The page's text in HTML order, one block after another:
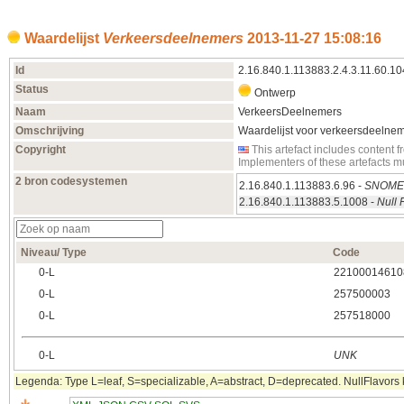
Waardelijst Verkeersdeelnemers 2013‑11‑27 15:08:16
Id
Status
Ontwerp
Naam
VerkeersDeelnemers
Omschrijving
Waardelijst voor
Copyright
This artefact includes content
Implementers of these artefacts
2 bron codesystemen
2.16.840.1.113883.6.96 -
2.16.840.1.113883.5.1008 - Null
Niveau/ Type Code
0‑L
0‑L
257500003
0‑L
257518000
0‑L UNK
Legenda: Type L=leaf, S=specializable, A=abstract, D=deprecated.